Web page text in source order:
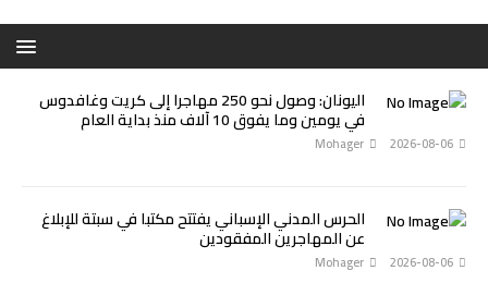
اليونان: وصول نحو 250 مهاجرا إلى كريت وغافدوس
في يومين وما يفوق 10 آلاف منذ بداية العام
2026-08-06
Mohager
الحرس المدني الإسباني يفتتح مكتبا في سبتة للإبلاغ
عن المهاجرين المفقودين
2026-08-06
Mohager